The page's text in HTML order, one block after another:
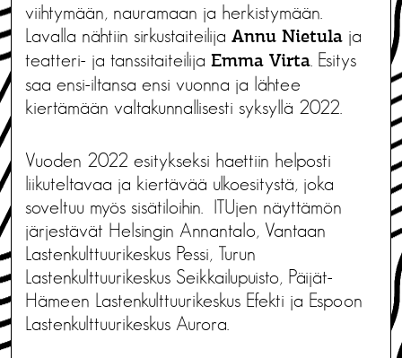
viihtymään, nauramaan ja herkistymään.
Lavalla nähtiin sirkustaiteilija Annu Nietula ja
teatteri- ja tanssitaiteilija Emma Virta . Esitys
saa ensi-iltansa ensi vuonna ja lähtee
kiertämään valtakunnallisesti syksyllä 2022.
Vuoden 2022 esitykseksi haettiin helposti
liikuteltavaa ja kiertävää ulkoesitystä, joka
soveltuu myös sisätiloihin. ITUjen näyttämön
järjestävät Helsingin Annantalo, Vantaan
Lastenkulttuurikeskus Pessi, Turun
Lastenkulttuurikeskus Seikkailupuisto, Päijät-
Hämeen Lastenkulttuurikeskus Efekti ja Espoon
Lastenkulttuurikeskus Aurora.